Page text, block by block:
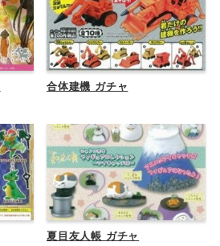
合体建機 ガチャ
夏目友人帳 ガチャ